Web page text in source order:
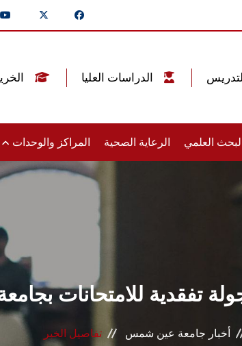
العلمي الرعاية الصحية المراكز والوحدات
تفقدية للامتحانات
أخبار جامعة عين شمس تفاصيل الخبر